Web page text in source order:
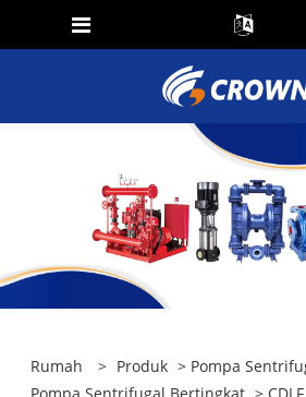
Rumah > Produk > Pompa